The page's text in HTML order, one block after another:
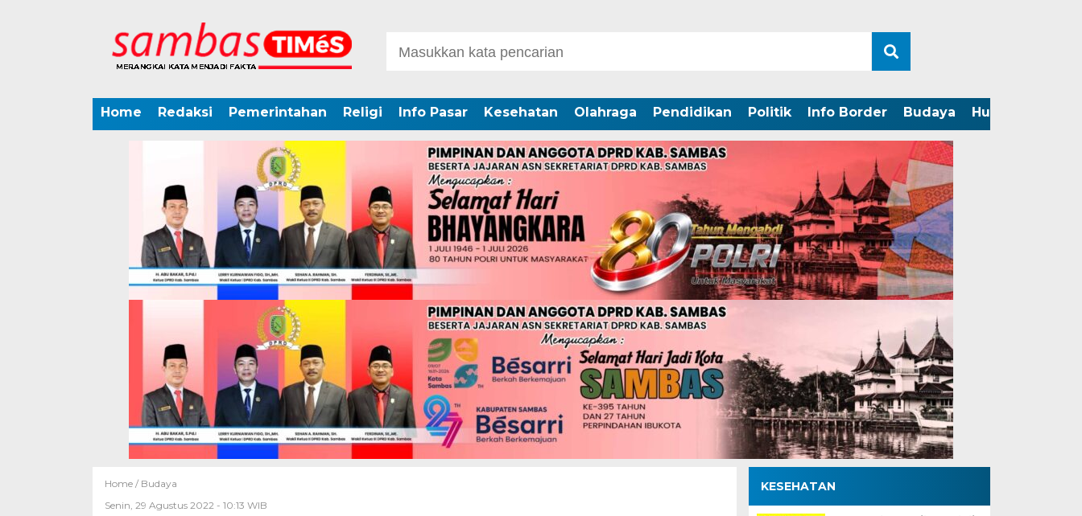
Home Redaksi Pemerintahan Religi Info Pasar Kesehatan Olahraga Pendidikan Politik Info Border Budaya Hukum
Home / Budaya
Senin, 29 Agustus 2022 - 10:13 WIB
KESEHATAN